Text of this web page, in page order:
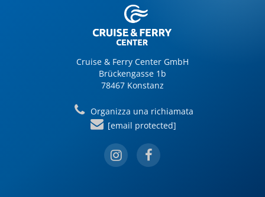
Cruise & Ferry Center GmbH
Brückengasse 1b
78467 Konstanz
Organizza una richiamata
[email protected]